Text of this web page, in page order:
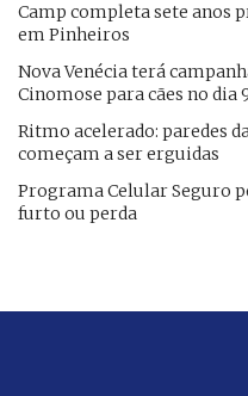
Camp completa sete anos
em Pinheiros
Nova Venécia terá
Cinomose para cães no dia
Ritmo acelerado: paredes
começam a ser erguidas
Programa Celular Seguro
furto ou perda